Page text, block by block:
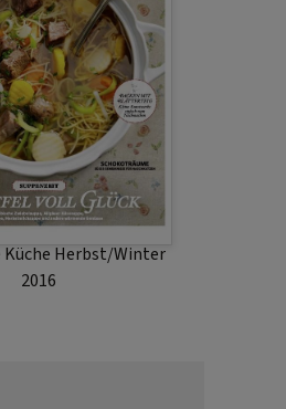
Küche Herbst/Winter
2016